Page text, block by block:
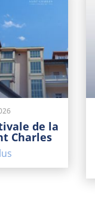
de la
Charles